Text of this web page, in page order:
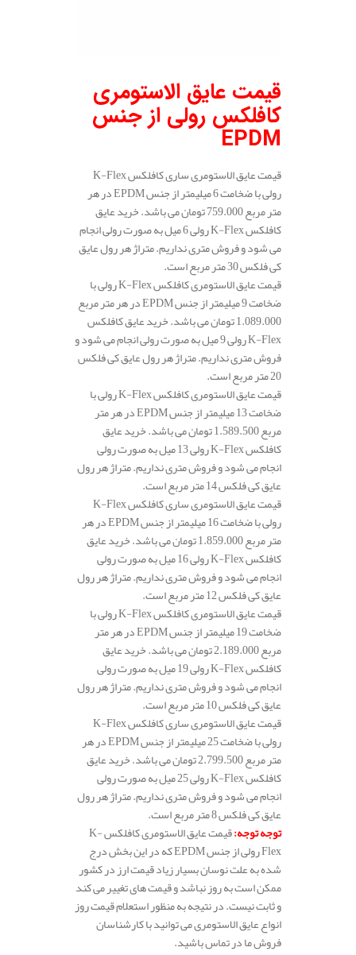
قیمت عایق الاستومری
کافلکس رولی از جنس
EPDM
قیمت عایق الاستومری ساری کافلکس K-Flex
رولی با ضخامت 6 میلیمتر از جنس EPDM در هر
متر مربع 759.000 تومان می باشد. خرید عایق
کافلکس K-Flex رولی 6 میل به صورت رولی انجام
می شود و فروش متری نداریم. متراژ هر رول عایق
کی فلکس 30 متر مربع است.
قیمت عایق الاستومری کافلکس K-Flex رولی با
ضخامت 9 میلیمتر از جنس EPDM در هر متر مربع
1.089.000 تومان می باشد. خرید عایق کافلکس
K-Flex رولی 9 میل به صورت رولی انجام می شود و
فروش متری نداریم. متراژ هر رول عایق کی فلکس
20 متر مربع است.
قیمت عایق الاستومری کافلکس K-Flex رولی با
ضخامت 13 میلیمتر از جنس EPDM در هر متر
مربع 1.589.500 تومان می باشد. خرید عایق
کافلکس K-Flex رولی 13 میل به صورت رولی
انجام می شود و فروش متری نداریم. متراژ هر رول
عایق کی فلکس 14 متر مربع است.
قیمت عایق الاستومری ساری کافلکس K-Flex
رولی با ضخامت 16 میلیمتر از جنس EPDM در هر
متر مربع 1.859.000 تومان می باشد. خرید عایق
کافلکس K-Flex رولی 16 میل به صورت رولی
انجام می شود و فروش متری نداریم. متراژ هر رول
عایق کی فلکس 12 متر مربع است.
قیمت عایق الاستومری کافلکس K-Flex رولی با
ضخامت 19 میلیمتر از جنس EPDM در هر متر
مربع 2.189.000 تومان می باشد. خرید عایق
کافلکس K-Flex رولی 19 میل به صورت رولی
انجام می شود و فروش متری نداریم. متراژ هر رول
عایق کی فلکس 10 متر مربع است.
قیمت عایق الاستومری ساری کافلکس K-Flex
رولی با ضخامت 25 میلیمتر از جنس EPDM در هر
متر مربع 2.799.500 تومان می باشد. خرید عایق
کافلکس K-Flex رولی 25 میل به صورت رولی
انجام می شود و فروش متری نداریم. متراژ هر رول
عایق کی فلکس 8 متر مربع است.
توجه توجه:
قیمت عایق الاستومری کافلکس K-
Flex رولی از جنس EPDM که در این بخش درج
شده به علت نوسان بسیار زیاد قیمت ارز در کشور
ممکن است به روز نباشد و قیمت های تغییر می کند
و ثابت نیست. در نتیجه به منظور استعلام قیمت روز
انواع عایق الاستومری می توانید با کارشناسان
فروش ما در تماس باشید.